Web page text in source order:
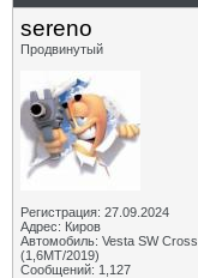
sereno
Продвинутый
Регистрация: 27.09.2024
Адрес: Киров
Автомобиль: Vesta SW Cross
(1,6МТ/2019)
Сообщений: 1,127